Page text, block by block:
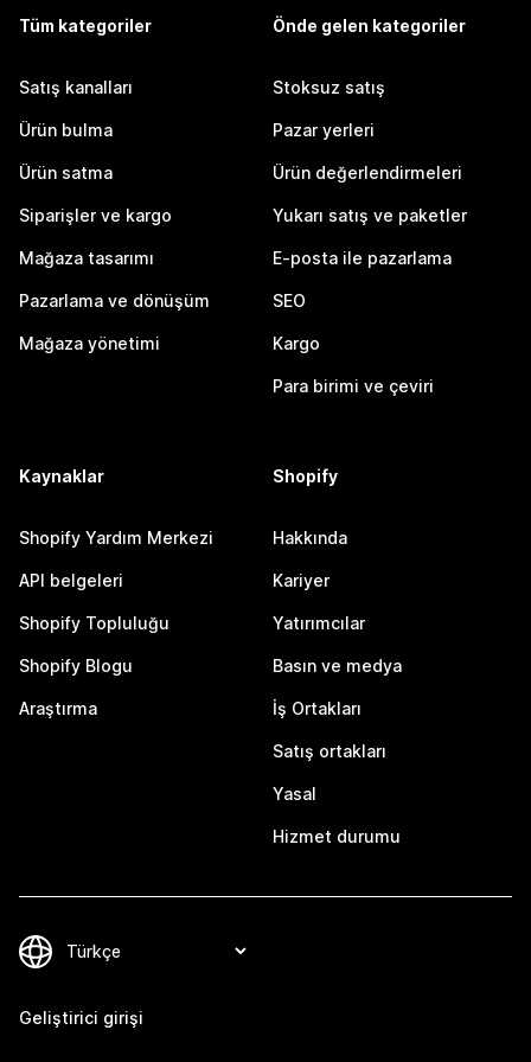
Tüm kategoriler
Satış kanalları
Ürün bulma
Ürün satma
Siparişler ve kargo
Mağaza tasarımı
Pazarlama ve dönüşüm
Mağaza yönetimi
Önde gelen kategoriler
Stoksuz satış
Pazar yerleri
Ürün değerlendirmeleri
Yukarı satış ve paketler
E-posta ile pazarlama
SEO
Kargo
Para birimi ve çeviri
Kaynaklar
Shopify Yardım Merkezi
API belgeleri
Shopify Topluluğu
Shopify Blogu
Araştırma
Shopify
Hakkında
Kariyer
Yatırımcılar
Basın ve medya
İş Ortakları
Satış ortakları
Yasal
Hizmet durumu
Geliştirici girişi